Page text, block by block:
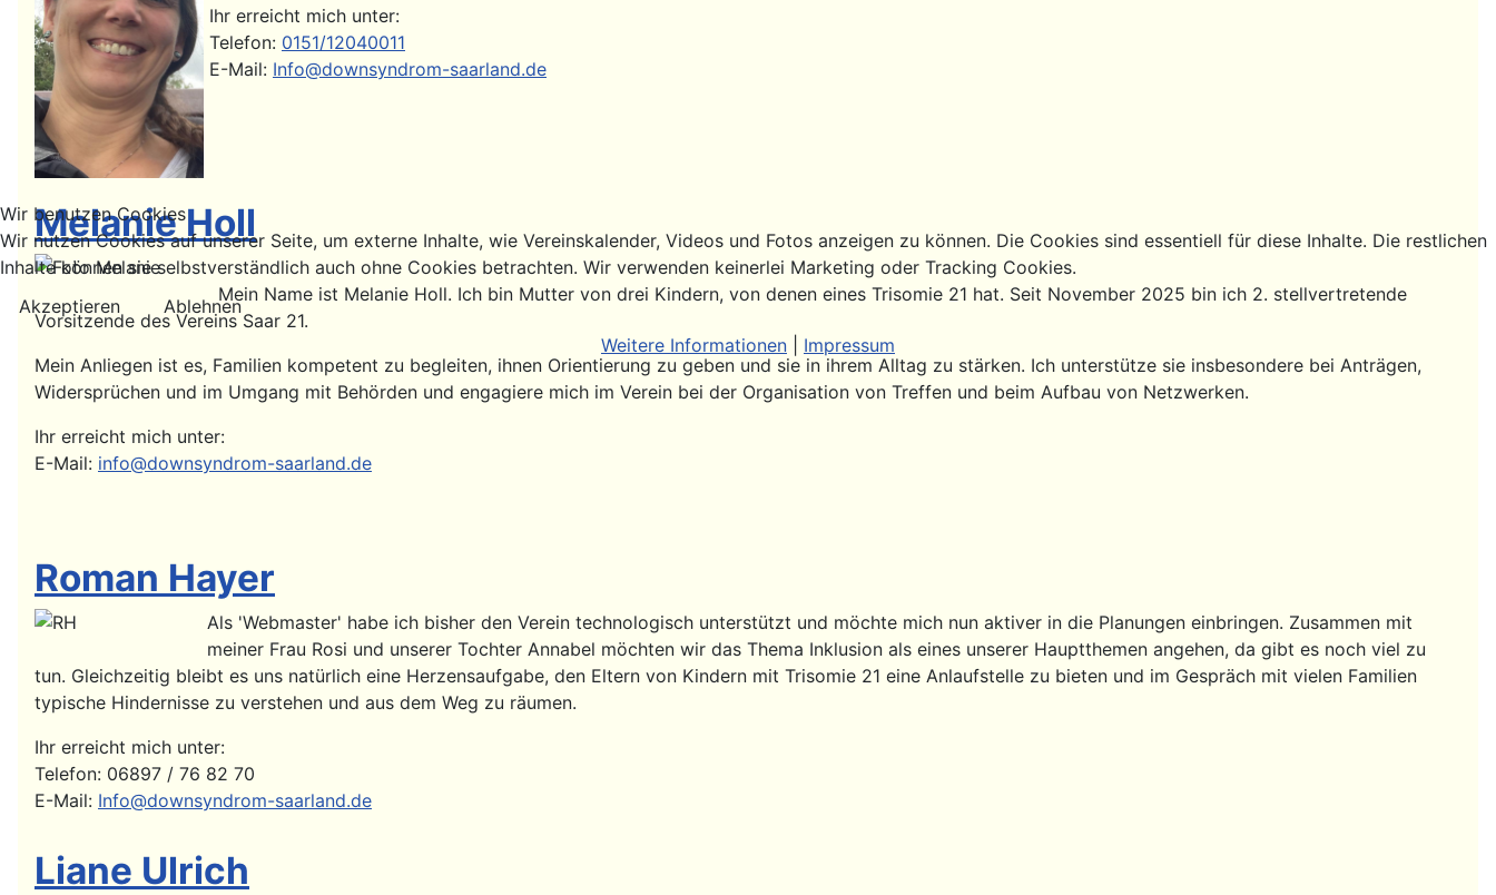
Ihr erreicht mich unter:
Telefon: 0151/12040011
E-Mail: Info@downsyndrom-saarland.de
Melanie Holl
Mein Name ist Melanie Holl. Ich bin Mutter von drei Kindern, von denen eines Trisomie 21 hat. Seit November 2025 bin ich 2. stellvertretende
Vorsitzende des Vereins Saar 21.
Mein Anliegen ist es, Familien kompetent zu begleiten, ihnen Orientierung zu geben und sie in ihrem Alltag zu stärken. Ich unterstütze sie insbesondere bei Anträgen,
Widersprüchen und im Umgang mit Behörden und engagiere mich im Verein bei der Organisation von Treffen und beim Aufbau von Netzwerken.
Ihr erreicht mich unter:
E-Mail: info@downsyndrom-saarland.de
Roman Hayer
Als 'Webmaster' habe ich bisher den Verein technologisch unterstützt und möchte mich nun aktiver in die Planungen einbringen. Zusammen mit
meiner Frau Rosi und unserer Tochter Annabel möchten wir das Thema Inklusion als eines unserer Hauptthemen angehen, da gibt es noch viel zu
tun. Gleichzeitig bleibt es uns natürlich eine Herzensaufgabe, den Eltern von Kindern mit Trisomie 21 eine Anlaufstelle zu bieten und im Gespräch mit vielen Familien
typische Hindernisse zu verstehen und aus dem Weg zu räumen.
Ihr erreicht mich unter:
Telefon: 06897 / 76 82 70
E-Mail: Info@downsyndrom-saarland.de
Liane Ulrich
Wir benutzen Cookies
Wir nutzen Cookies auf unserer Seite, um externe Inhalte, wie Vereinskalender, Videos und Fotos anzeigen zu können. Die Cookies sind essentiell für diese Inhalte. Die restlichen
Inhalte können sie selbstverständlich auch ohne Cookies betrachten. Wir verwenden keinerlei Marketing oder Tracking Cookies.
Akzeptieren
Ablehnen
Weitere Informationen
Impressum